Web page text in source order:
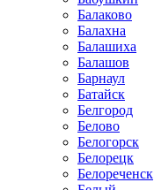
Балаково
Балахна
Балашиха
Балашов
Барнаул
Батайск
Белгород
Белово
Белогорск
Белорецк
Белореченск